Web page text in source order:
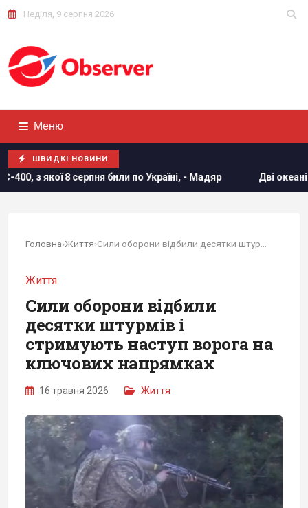
Неділя, 9 серпня 2026
Меню
ШВИДКІ НОВИНИ
Україні, - Мадяр Дві океанічні аномалії можуть
Головна›Життя›
Життя
Сили оборони відбили
десятки штурмів і
стримують наступ ворога на
ключових напрямках
16 травня 2026 Життя